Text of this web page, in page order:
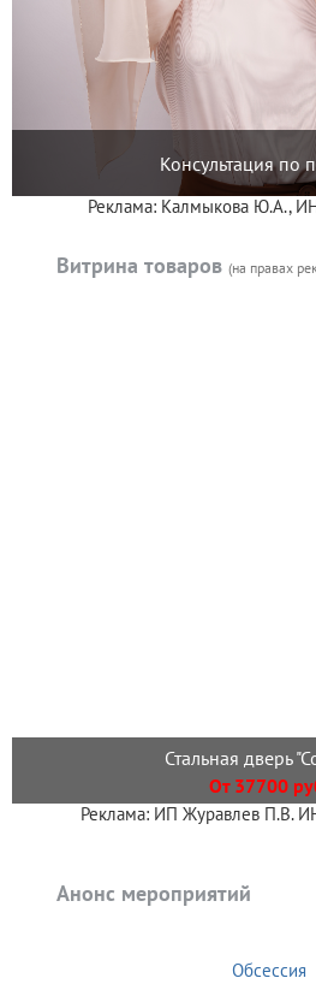
Консультация по
Реклама: Калмыкова Ю.А.,
Витрина товаров (на правах
Стальная дверь
От 37700
Реклама: ИП Журавлев П.В.
Анонс мероприятий
Обсессия